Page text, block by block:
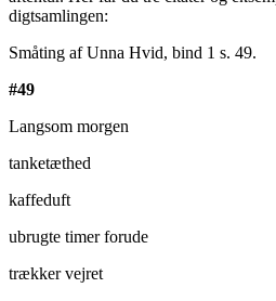
digtsamlingen:
Småting af Unna Hvid, bind 1 s. 49.
#49
Langsom morgen
tanketæthed
kaffeduft
ubrugte timer forude
trækker vejret